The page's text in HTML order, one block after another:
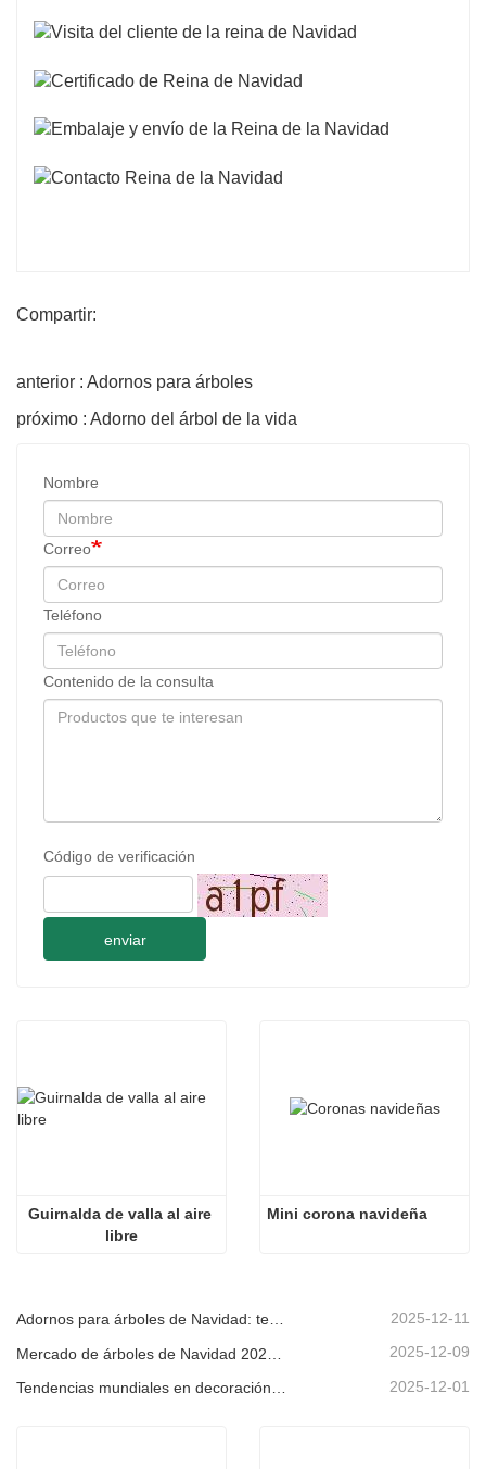
Compartir:
anterior : Adornos para árboles
próximo : Adorno del árbol de la vida
Nombre
Correo
Teléfono
Contenido de la consulta
Código de verificación
enviar
Guirnalda de valla al aire
libre
Mini corona navideña
Adornos para árboles de Navidad: tendencias del mercado, información sobre la cadena de suministro y guía de adquisiciones 2025 2025-12-11
2025-12-09
2025-12-01